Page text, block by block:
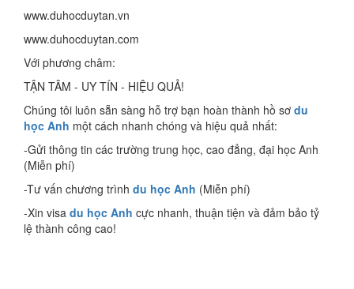
www.duhocduytan.vn
www.duhocduytan.com
Với phương châm:
TẬN TÂM - UY TÍN - HIỆU QUẢ!
Chúng tôi luôn sẵn sàng hỗ trợ bạn hoàn thành hồ sơ du
học Anh một cách nhanh chóng và hiệu quả nhất:
-Gửi thông tin các trường trung học, cao đẳng, đại học Anh
(Miễn phí)
-Tư vấn chương trình du học Anh (Miễn phí)
-Xin visa du học Anh cực nhanh, thuận tiện và đảm bảo tỷ
lệ thành công cao!